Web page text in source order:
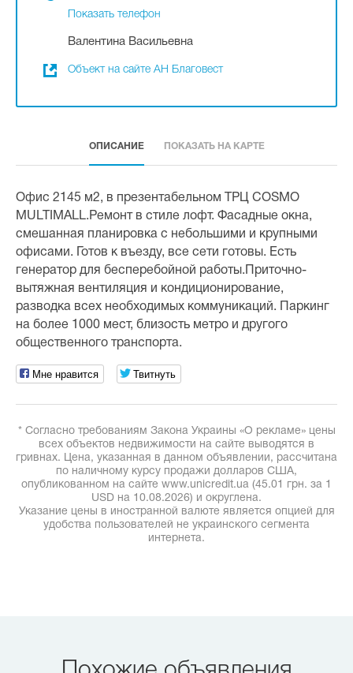
Показать телефон
Валентина Васильевна
Объект на сайте АН Благовест
ОПИСАНИЕ ПОКАЗАТЬ НА КАРТЕ
Офис 2145 м2, в презентабельном ТРЦ COSMO
MULTIMALL.Ремонт в стиле лофт. Фасадные окна,
смешанная планировка с небольшими и крупными
офисами. Готов к въезду, все сети готовы. Есть
генератор для бесперебойной работы.Приточно-
вытяжная вентиляция и кондиционирование,
разводка всех необходимых коммуникаций. Паркинг
на более 1000 мест, близость метро и другого
общественного транспорта.
Мне нравится Твитнуть
* Согласно требованиям Закона Украины «О рекламе» цены
всех объектов недвижимости на сайте выводятся в
гривнах. Цена, указанная в данном объявлении, рассчитана
по наличному курсу продажи долларов США,
опубликованном на сайте www.unicredit.ua (45.01 грн. за 1
USD на 10.08.2026) и округлена.
Указание цены в иностранной валюте является опцией для
удобства пользователей не украинского сегмента
интернета.